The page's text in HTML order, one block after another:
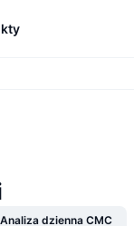
Analiza dzienna CMC